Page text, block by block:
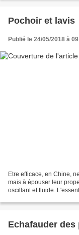
Pochoir et lavis
Publié le 24/05/2018 à
Etre efficace, en Chine,
mais à épouser leur
oscillant et fluide.
Echafauder des